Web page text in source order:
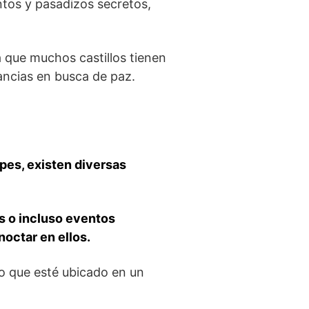
y pasadizos secretos,
muchos ⁢castillos tienen
en busca de ‌paz.
existen diversas
o ‌incluso eventos​
‌en ellos.
que ‍esté ubicado en un